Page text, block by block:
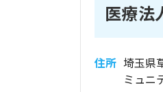
医療
住所 埼玉県
ミュニ